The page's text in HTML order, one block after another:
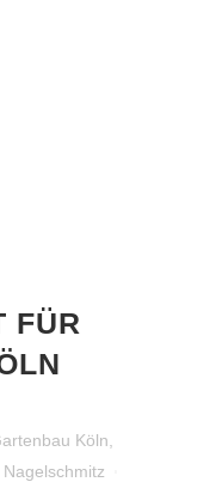
FÜR
Köln
Nagelschmitz